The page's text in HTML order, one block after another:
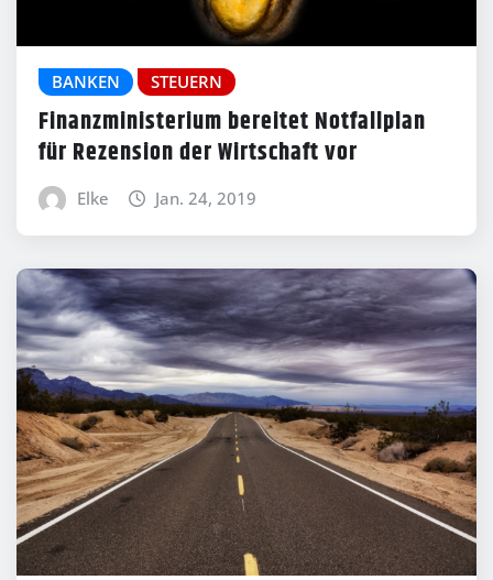
BANKEN STEUERN
Finanzministerium bereitet Notfallplan
für Rezension der Wirtschaft vor
Elke Jan. 24, 2019